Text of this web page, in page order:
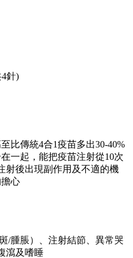
針)
比傳統4合1疫苗多出30-40%
一起，能把疫苗注射從10次
射後出現副作用及不適的機
心
/腫脹）、注射結節、異常哭
瀉及嗜睡